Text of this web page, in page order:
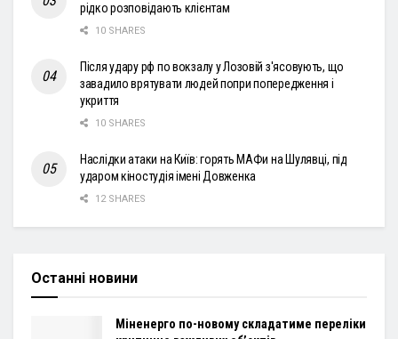
рідко розповідають клієнтам
10 SHARES
Після удару рф по вокзалу у Лозовій з'ясовують, що
завадило врятувати людей попри попередження і
укриття
10 SHARES
Наслідки атаки на Київ: горять МАФи на Шулявці, під
ударом кіностудія імені Довженка
12 SHARES
Останні новини
Міненерго по-новому складатиме переліки